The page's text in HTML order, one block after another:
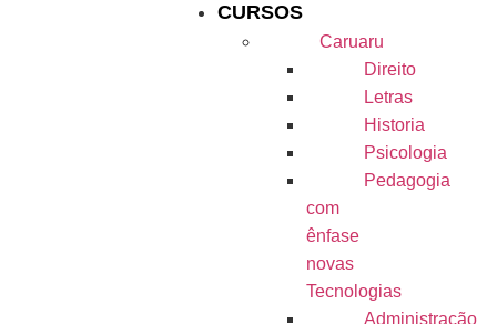
CURSOS
Caruaru
Direito
Letras
Historia
Psicologia
Pedagogia
com
ênfase
novas
Tecnologias
Administração